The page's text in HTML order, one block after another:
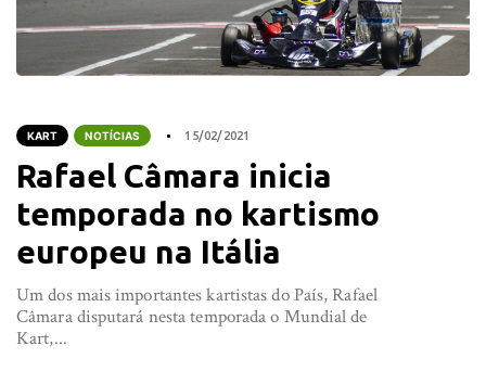
KART NOTÍCIAS 15/02/2021
Rafael Câmara inicia
temporada no kartismo
europeu na Itália
Um dos mais importantes kartistas do País, Rafael
Câmara disputará nesta temporada o Mundial de
Kart,...